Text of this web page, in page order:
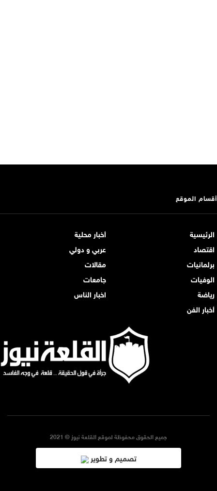
أقسام الموقع
الرئيسية
أخبار محلية
اقتصاد
عربي و دولي
برلمانيات
مقالات
الوفيات
جامعات
رياضة
اخبار الناس
أخبار الفن
جميع الحقوق محفوظة لموقع القلعة نيوز © 2021
تصميم و تطوير